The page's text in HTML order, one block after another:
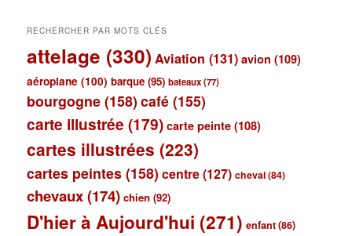
RECHERCHER PAR MOTS CLÉS
attelage (330) Aviation (131) avion (109)
aéroplane (100) barque (95) bateaux(77)
bourgogne (158) café (155)
carte illustrée (179) carte peinte (108)
cartes illustrées (223)
cartes peintes (158) centre(127) cheval(84)
chevaux(174) chien (92)
D'hier à Aujourd'hui (271) enfant(86)